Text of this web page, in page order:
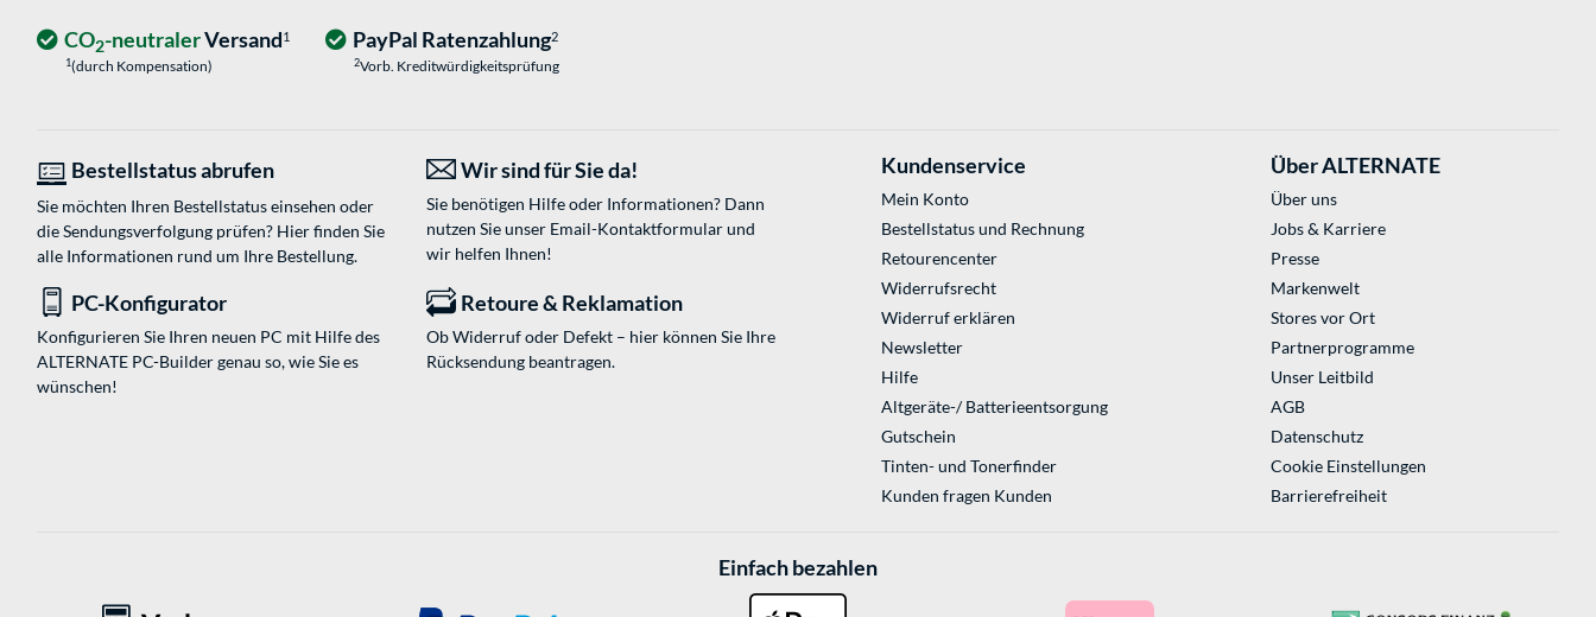
CO2-neutralerVersand1
1(durch Kompensation)
PayPal Ratenzahlung2
2Vorb. Kreditwürdigkeitsprüfung
Bestellstatus abrufen
Sie möchten Ihren Bestellstatus einsehen oder
die Sendungsverfolgung prüfen? Hier finden Sie
alle Informationen rund um Ihre Bestellung.
Wir sind für Sie da!
Sie benötigen Hilfe oder Informationen? Dann
nutzen Sie unser Email-Kontaktformularund
wir helfen Ihnen!
PC-Konfigurator
Konfigurieren Sie Ihren neuen PC mit Hilfe des
ALTERNATE PC-Builder genau so, wie Sie es
wünschen!
Retoure & Reklamation
Ob Widerruf oder Defekt – hier können Sie Ihre
Rücksendung beantragen.
Kundenservice
Mein Konto
Bestellstatus und Rechnung
Retourencenter
Widerrufsrecht
Widerruf erklären
Newsletter
Hilfe
Altgeräte-/ Batterieentsorgung
Gutschein
Tinten- und Tonerfinder
Kunden fragen Kunden
Über ALTERNATE
Über uns
Jobs & Karriere
Presse
Markenwelt
Stores vor Ort
Partnerprogramme
Unser Leitbild
AGB
Datenschutz
Cookie Einstellungen
Barrierefreiheit
Einfach bezahlen